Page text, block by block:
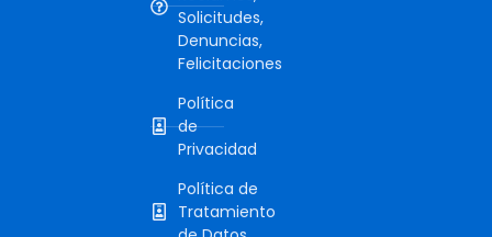
Solicitudes,
Denuncias,
Felicitaciones
Política
de
Privacidad
Política de
Tratamiento